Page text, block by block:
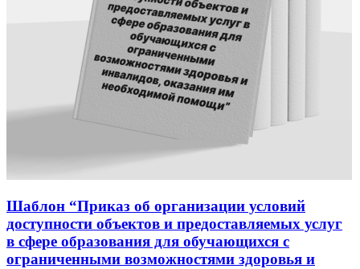
Шаблон “Приказ об организации условий
доступности объектов и предоставляемых услуг
в сфере образования для обучающихся с
ограниченными возможностями здоровья и